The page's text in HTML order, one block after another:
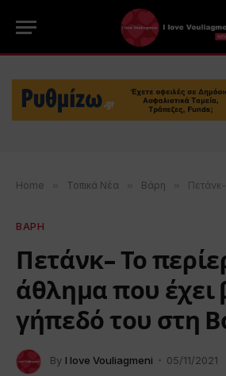
Home » Τοπικά Νέα » Βάρη » Πετάνκ- Το
ΒΑΡΗ
Πετάνκ- Το
άθλημα που έχει
γήπεδό του στη
By I love Vouliagmeni
05/11/2021